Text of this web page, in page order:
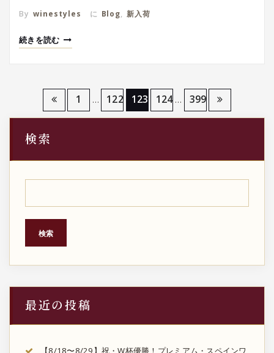
By winestyles に Blog, 新入荷
続きを読む
稿
ジ
送
り
1 … 122 123 124 … 399
検索
検索
最近の投稿
【8/18〜8/29】祝・W杯優勝！プレミアム・スペインワ